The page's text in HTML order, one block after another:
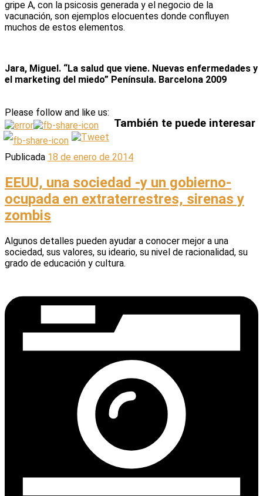
gripe A, con la psicosis generada y el negocio de la
vacunación, son ejemplos elocuentes donde confluyen
muchos de estos elementos.
Jara, Miguel. “La salud que viene. Nuevas enfermedades y
el marketing del miedo” Península. Barcelona 2009
Please follow and like us:
También te puede interesar
Publicada 18 de enero de 2014
EEUU, una sociedad -y un gobierno-
ocupada en extraterrestres, sirenas y
zombis
Algunos detalles pueden ayudar a conocer mejor a una
sociedad, sus valores, su ideario, su nivel de racionalidad, su
grado de educación y cultura.